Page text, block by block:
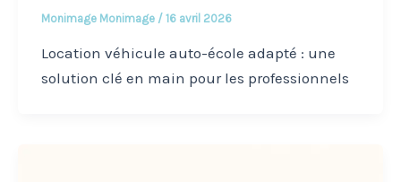
Monimage Monimage / 16 avril 2026
Location véhicule auto-école adapté : une
solution clé en main pour les professionnels